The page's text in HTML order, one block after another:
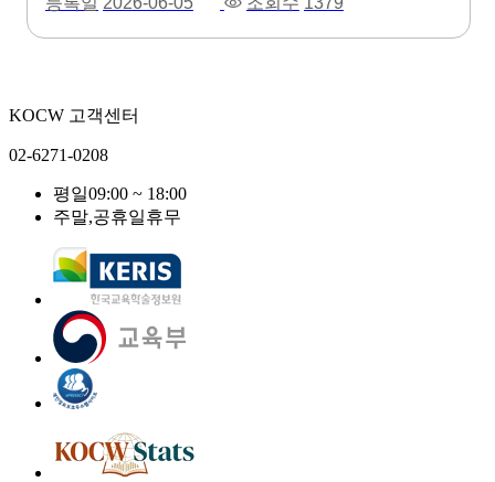
KOCW 고객센터
02-6271-0208
평일09:00 ~ 18:00
주말,공휴일휴무